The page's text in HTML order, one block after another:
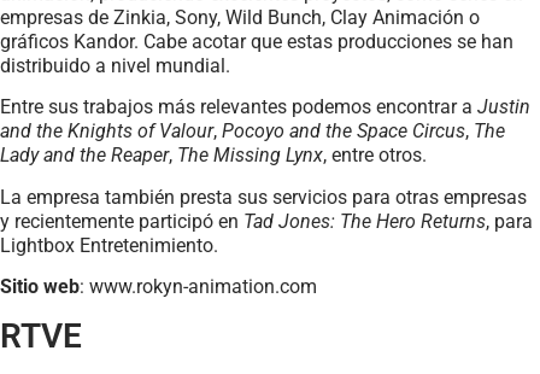
empresas de Zinkia, Sony, Wild Bunch, Clay Animación o
gráficos Kandor. Cabe acotar que estas producciones se han
distribuido a nivel mundial.
Entre sus trabajos más relevantes podemos encontrar a Justin
and the Knights of Valour, Pocoyo and the Space Circus, The
Lady and the Reaper, The Missing Lynx, entre otros.
La empresa también presta sus servicios para otras empresas
y recientemente participó en Tad Jones: The Hero Returns, para
Lightbox Entretenimiento.
Sitio web: www.rokyn-animation.com
RTVE